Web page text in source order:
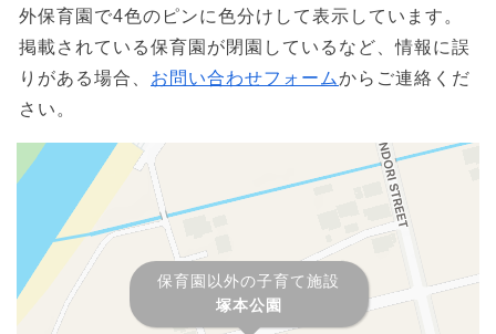
外保育園で4色のピンに色分けして表示しています。
掲載されている保育園が閉園しているなど、情報に誤
りがある場合、 お問い合わせフォームからご連絡くだ
さい。
保育園以外の子育て施設
塚本公園